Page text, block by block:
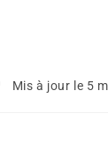
Mis à jour le 5